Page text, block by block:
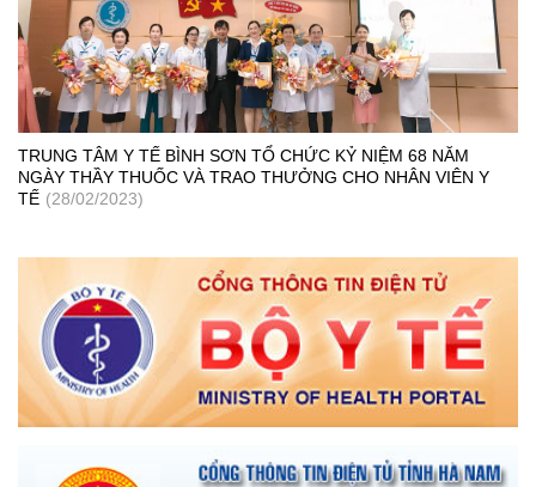
TRUNG TÂM Y TẾ BÌNH SƠN TỔ CHỨC KỶ NIỆM 68 NĂM
NGÀY THẦY THUỐC VÀ TRAO THƯỞNG CHO NHÂN VIÊN Y
TẾ (28/02/2023)